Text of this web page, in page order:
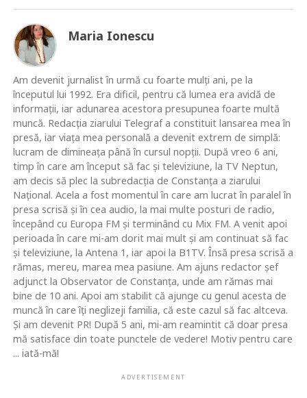
Maria Ionescu
Am devenit jurnalist în urmă cu foarte mulţi ani, pe la
începutul lui 1992. Era dificil, pentru că lumea era avidă de
informaţii, iar adunarea acestora presupunea foarte multă
muncă. Redacţia ziarului Telegraf a constituit lansarea mea în
presă, iar viaţa mea personală a devenit extrem de simplă:
lucram de dimineaţa până în cursul nopţii. După vreo 6 ani,
timp în care am început să fac şi televiziune, la TV Neptun,
am decis să plec la subredacţia de Constanţa a ziarului
Naţional. Acela a fost momentul în care am lucrat în paralel în
presa scrisă şi în cea audio, la mai multe posturi de radio,
începând cu Europa FM şi terminând cu Mix FM. A venit apoi
perioada în care mi-am dorit mai mult şi am continuat să fac
şi televiziune, la Antena 1, iar apoi la B1TV. Însă presa scrisă a
rămas, mereu, marea mea pasiune. Am ajuns redactor şef
adjunct la Observator de Constanţa, unde am rămas mai
bine de 10 ani. Apoi am stabilit că ajunge cu genul acesta de
muncă în care îţi neglizeji familia, că este cazul să fac altceva.
Şi am devenit PR! După 5 ani, mi-am reamintit că doar presa
mă satisface din toate punctele de vedere! Motiv pentru care
... iată-mă!
ADVERTISEMENT